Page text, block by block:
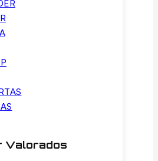
Valorados